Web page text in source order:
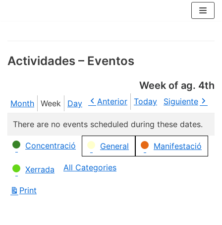
Actividades – Eventos
Week of ag. 4th
Month Week Day Anterior Today Siguiente
There are no events scheduled during these dates.
Categories
Concentració General Manifestació
Xerrada All Categories
Print